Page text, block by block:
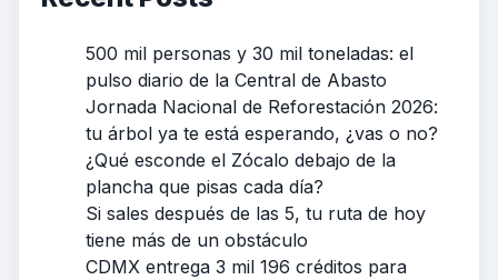
500 mil personas y 30 mil toneladas: el
pulso diario de la Central de Abasto
Jornada Nacional de Reforestación 2026:
tu árbol ya te está esperando, ¿vas o no?
¿Qué esconde el Zócalo debajo de la
plancha que pisas cada día?
Si sales después de las 5, tu ruta de hoy
tiene más de un obstáculo
CDMX entrega 3 mil 196 créditos para